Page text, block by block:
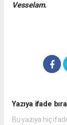
Vesselam.
Yazıya ifade
Bu yazıya hiç